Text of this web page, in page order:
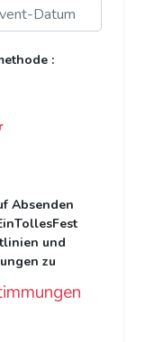
:
Absenden
und
zu